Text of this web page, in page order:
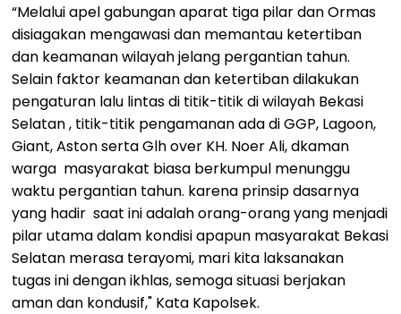
“Melalui apel gabungan aparat tiga pilar dan Ormas
disiagakan mengawasi dan memantau ketertiban
dan keamanan wilayah jelang pergantian tahun.
Selain faktor keamanan dan ketertiban dilakukan
pengaturan lalu lintas di titik-titik di wilayah Bekasi
Selatan , titik-titik pengamanan ada di GGP, Lagoon,
Giant, Aston serta Glh over KH. Noer Ali, dkaman
warga masyarakat biasa berkumpul menunggu
waktu pergantian tahun. karena prinsip dasarnya
yang hadir saat ini adalah orang-orang yang menjadi
pilar utama dalam kondisi apapun masyarakat Bekasi
Selatan merasa terayomi, mari kita laksanakan
tugas ini dengan ikhlas, semoga situasi berjakan
aman dan kondusif," Kata Kapolsek.